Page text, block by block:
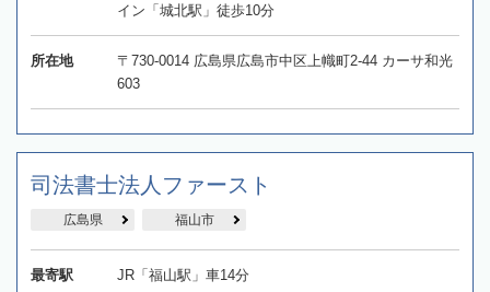
イン「城北駅」徒歩10分
所在地
〒730-0014 広島県広島市中区上幟町2-44 カーサ和光
603
司法書士法人ファースト
広島県 福山市
最寄駅 JR「福山駅」車14分